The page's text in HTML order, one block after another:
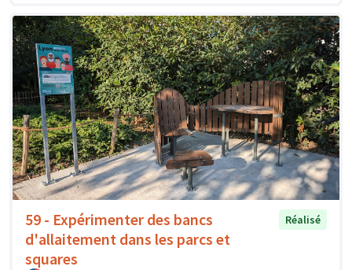
59 - Expérimenter des bancs
d'allaitement dans les parcs et
squares
Réalisé